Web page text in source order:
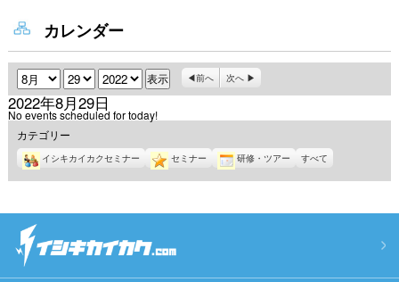
カレンダー
月 日 年 前へ 次へ
2022年8月29日
No events scheduled for today!
カテゴリー
イシキカイカクセミナー セミナー 研修・ツアー すべて